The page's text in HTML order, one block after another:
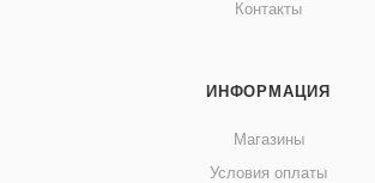
Контакты
ИНФОРМАЦИЯ
Магазины
Условия оплаты